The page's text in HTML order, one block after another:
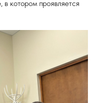
котором проявляется